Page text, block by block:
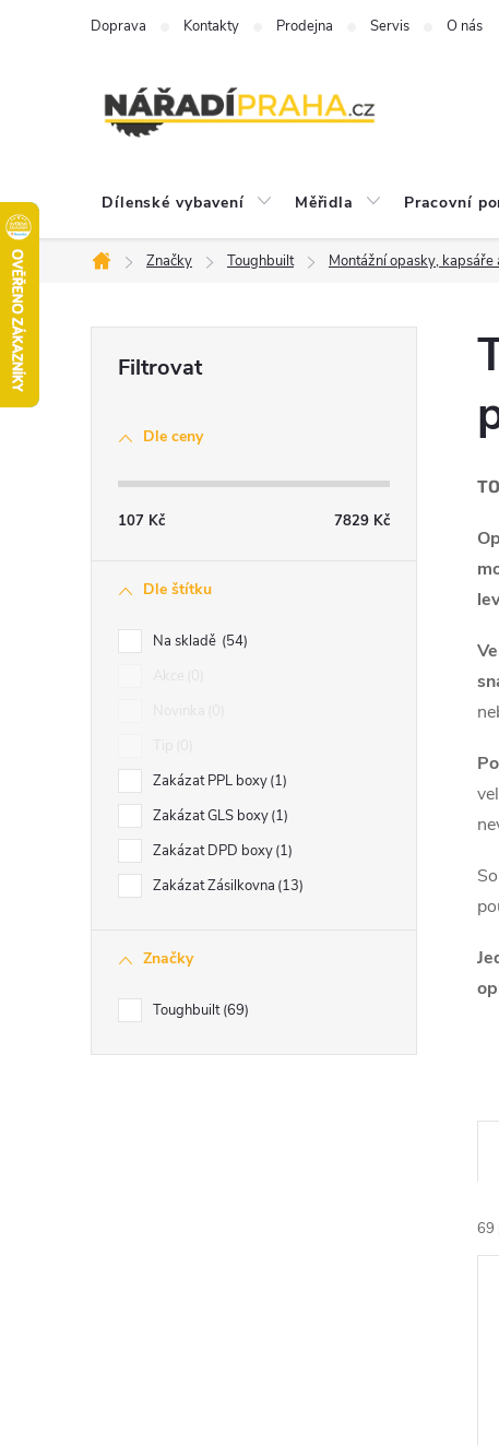
Doprava Kontakty Prodejna Servis O nás
Dílenské vybavení Měřidla Pracovní
Domů
Značky Toughbuilt Montážní opasky, kapsáře
l
Dle ceny
107 Kč 7829 Kč
Dle štítku
Na skladě 54
Zakázat PPL boxy 1
Zakázat GLS boxy 1
Zakázat DPD boxy 1
Zakázat Zásilkovna 13
Značky
Toughbuilt 69
a
z
69